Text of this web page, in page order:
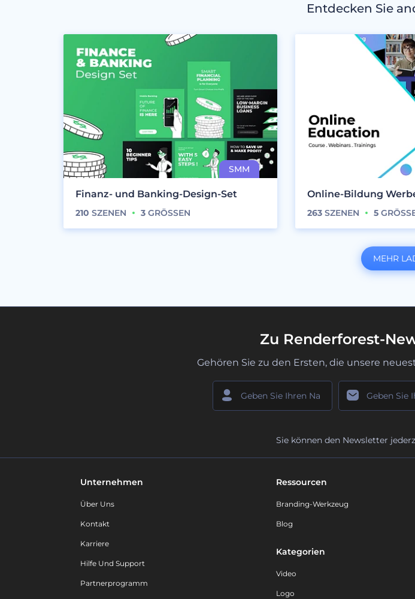
Entdecken Sie
Finanz- und Banking-Design-Set
210 SZENEN 3 GRÖSSEN
Online-Bildung
263 SZENEN 5
MEHR
Zu Renderforest-
Gehören Sie zu den Ersten, die unsere
Sie können den Newsletter
Unternehmen
Über Uns
Kontakt
Karriere
Hilfe Und Support
Partnerprogramm
Ressourcen
Branding-Werkzeug
Blog
Kategorien
Video
Logo